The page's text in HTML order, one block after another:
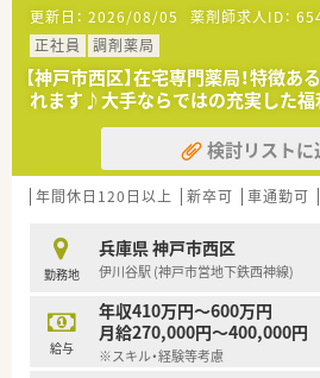
地域のかかりつけ薬局として機能し
■1日の処方箋枚数は40枚から50枚
と非常勤3名体制で協力して業務に
【法人特徴について】
■患者様に優しく社員同士は仲良く
95店舗を展開し地域密着型の運営を
■今後のM＆Aや新規出店による積
り、安定した経営基盤をもとに成長
患者様に寄り添う在宅医療にも注力
【求人情報について】
■管理薬剤師候補としてのご経験や
550万円から650万円での採用が可能
■年間休日は120日と充実しており
できるため行事等の休みも柔軟に調
更新日： 2026/08/05 薬剤師求人ID：
正社員
調剤薬局
【神戸市西区】在宅専門薬局！特徴
れます♪大手ならではの充実した福
検討リストに
年間休日120日以上 新卒可 車通勤可
勤務地
兵庫県 神戸市西区
伊川谷駅 (神戸市営地下鉄西神線)
給与
年収410万円～600万円
月給270,000円～400,000円
※スキル・経験等考慮